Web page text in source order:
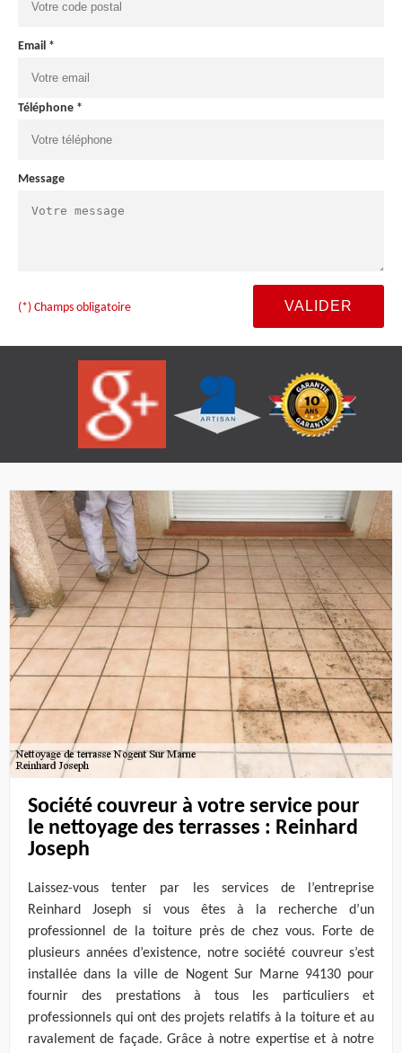
Email *
Téléphone *
Message
(*) Champs obligatoire
Société couvreur à votre service pour
le nettoyage des terrasses : Reinhard
Joseph
Laissez-vous tenter par les services de l’entreprise
Reinhard Joseph si vous êtes à la recherche d’un
professionnel de la toiture près de chez vous. Forte de
plusieurs années d’existence, notre société couvreur s’est
installée dans la ville de Nogent Sur Marne 94130 pour
fournir des prestations à tous les particuliers et
professionnels qui ont des projets relatifs à la toiture et au
ravalement de façade. Grâce à notre expertise et à notre